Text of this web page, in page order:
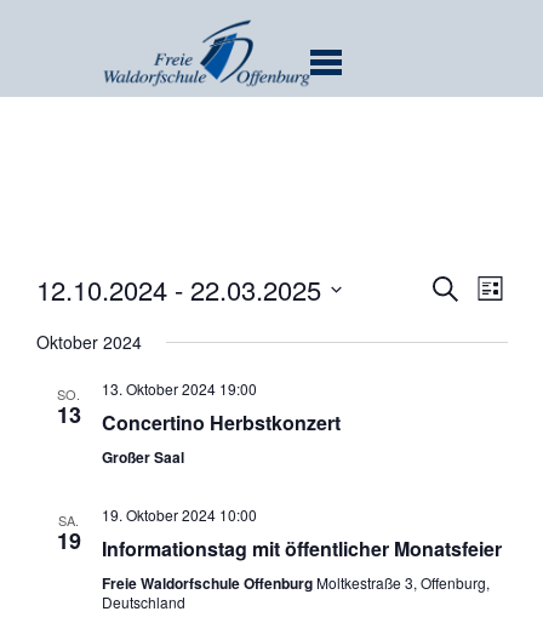
und
SUCHELISTE
12.10.2024 - 22.03.2025
Oktober 2024
SO.
13
13. Oktober 2024 19:00
Concertino Herbstkonzert
Großer Saal
SA.
19
19. Oktober 2024 10:00
Informationstag mit öffentlicher Monatsfeier
Freie Waldorfschule OffenburgMoltkestraße 3, Offenburg,
Deutschland